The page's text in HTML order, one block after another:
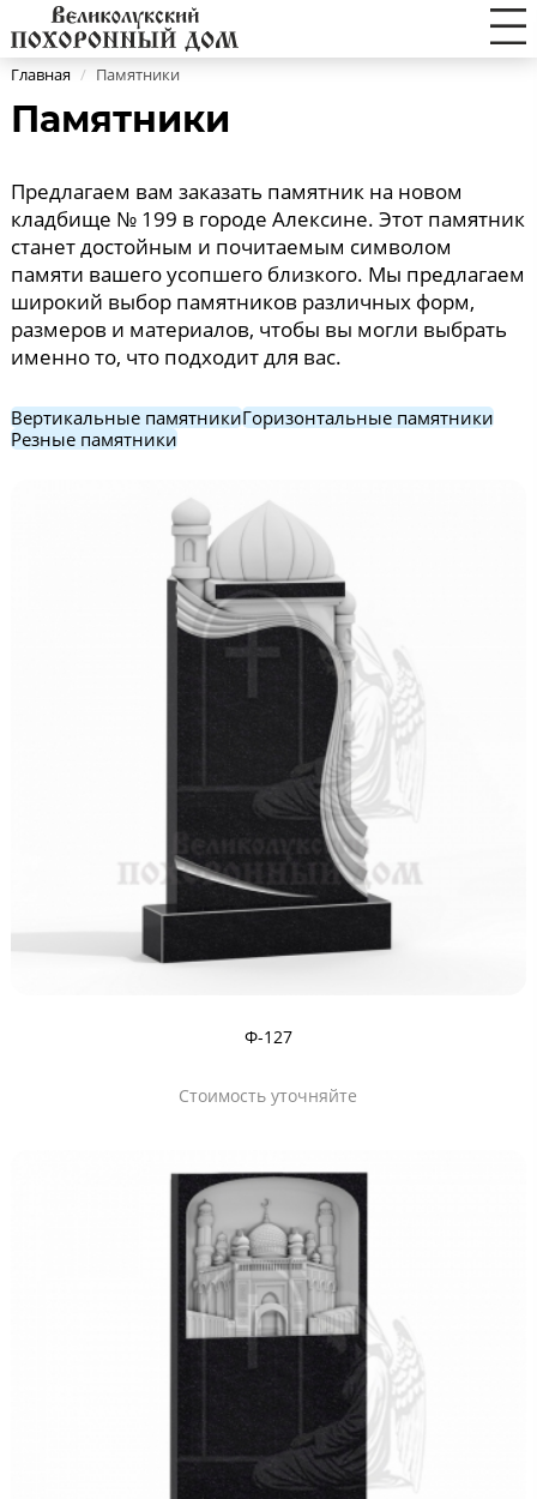
Главная / Памятники
Памятники
Предлагаем вам заказать памятник на новом
кладбище № 199 в городе Алексине. Этот памятник
станет достойным и почитаемым символом
памяти вашего усопшего близкого. Мы предлагаем
широкий выбор памятников различных форм,
размеров и материалов, чтобы вы могли выбрать
именно то, что подходит для вас.
Вертикальные памятникиГоризонтальные памятники
Резные памятники
Ф-127
Стоимость уточняйте